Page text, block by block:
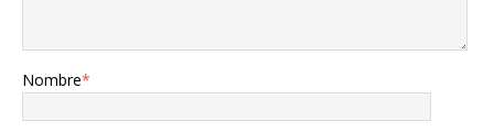
Nombre*